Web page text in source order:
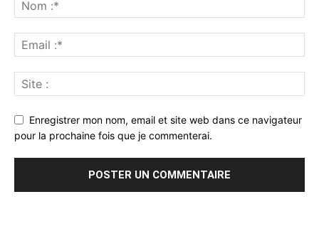
Enregistrer mon nom, email et site web dans ce navigateur
pour la prochaine fois que je commenterai.